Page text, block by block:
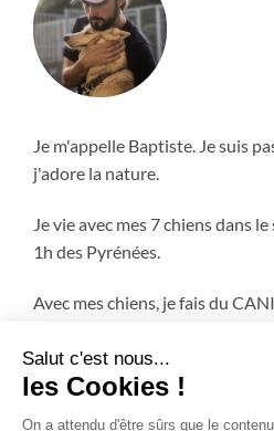
Je m'appelle Baptiste. Je suis
j'adore la nature.
Je vie avec mes 7 chiens dans
1h des Pyrénées.
Avec mes chiens, je fais du